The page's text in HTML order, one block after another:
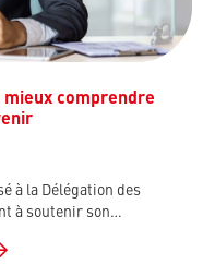
comprendre
à la Délégation des
à soutenir son…